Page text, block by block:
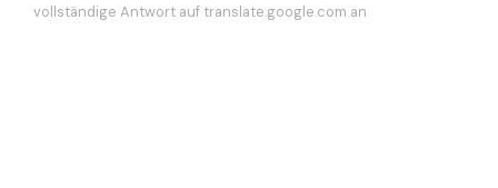
vollständige Antwort auf translate.google.com an